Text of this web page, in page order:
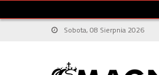
Sobota, 08 Sierpnia 2026